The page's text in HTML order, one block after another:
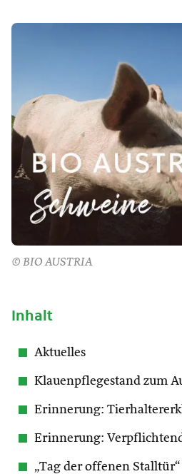
© BIO AUSTRIA
Inhalt
Aktuelles
Klauenpflegestand zum
Erinnerung:
Erinnerung:
„Tag der offenen Stalltür“